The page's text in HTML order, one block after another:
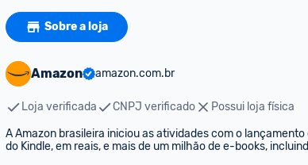
Sobre a loja
Amazon amazon.com.br
Loja verificada CNPJ verificado
Possui loja física
A Amazon brasileira iniciou as atividades com o
do Kindle, em reais, e mais de um milhão de e-books,